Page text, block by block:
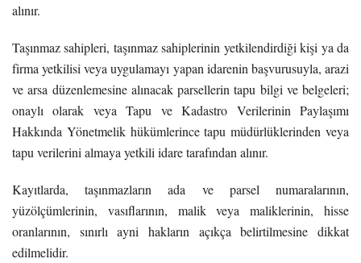
alınır.
Taşınmaz sahipleri, taşınmaz sahiplerinin yetkilendirdiği kişi ya da
firma yetkilisi veya uygulamayı yapan idarenin başvurusuyla, arazi
ve arsa düzenlemesine alınacak parsellerin tapu bilgi ve belgeleri;
onaylı olarak veya Tapu ve Kadastro Verilerinin Paylaşımı
Hakkında Yönetmelik hükümlerince tapu müdürlüklerinden veya
tapu verilerini almaya yetkili idare tarafından alınır.
Kayıtlarda, taşınmazların ada ve parsel numaralarının,
yüzölçümlerinin, vasıflarının, malik veya maliklerinin, hisse
oranlarının, sınırlı ayni hakların açıkça belirtilmesine dikkat
edilmelidir.